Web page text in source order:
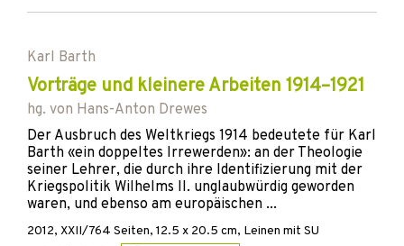
Karl Barth
Vorträge und kleinere Arbeiten 1914–1921
hg. von Hans-Anton Drewes
Der Ausbruch des Weltkriegs 1914 bedeutete für Karl
Barth «ein doppeltes Irrewerden»: an der Theologie
seiner Lehrer, die durch ihre Identifizierung mit der
Kriegspolitik Wilhelms II. unglaubwürdig geworden
waren, und ebenso am europäischen ...
2012, XXII/764 Seiten, 12.5 x 20.5 cm, Leinen mit SU